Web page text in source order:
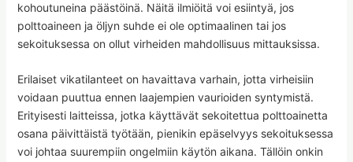
kohoutuneina päästöinä. Näitä ilmiöitä voi esiintyä, jos
polttoaineen ja öljyn suhde ei ole optimaalinen tai jos
sekoituksessa on ollut virheiden mahdollisuus mittauksissa.
Erilaiset vikatilanteet on havaittava varhain, jotta virheisiin
voidaan puuttua ennen laajempien vaurioiden syntymistä.
Erityisesti laitteissa, jotka käyttävät sekoitettua polttoainetta
osana päivittäistä työtään, pienikin epäselvyys sekoituksessa
voi johtaa suurempiin ongelmiin käytön aikana. Tällöin onkin